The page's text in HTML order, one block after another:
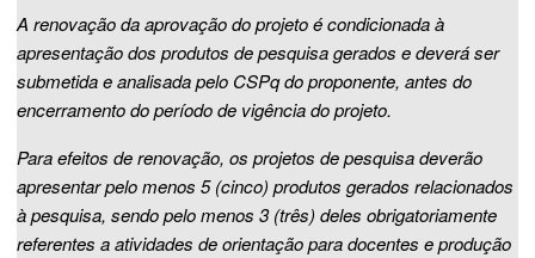
A renovação da aprovação do projeto é condicionada à
apresentação dos produtos de pesquisa gerados e deverá ser
submetida e analisada pelo CSPq do proponente, antes do
encerramento do período de vigência do projeto.
Para efeitos de renovação, os projetos de pesquisa deverão
apresentar pelo menos 5 (cinco) produtos gerados relacionados
à pesquisa, sendo pelo menos 3 (três) deles obrigatoriamente
referentes a atividades de orientação para docentes e produção